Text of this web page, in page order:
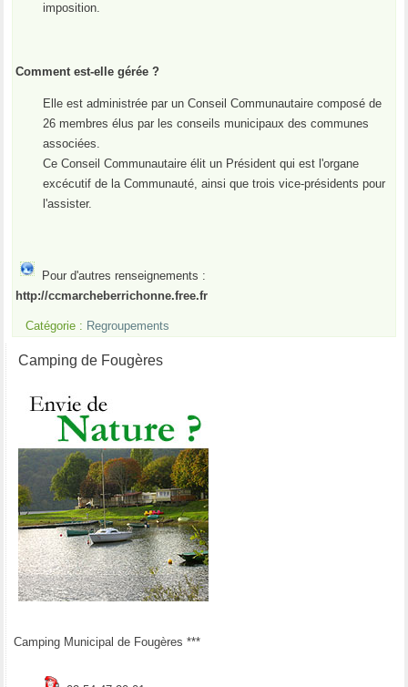
imposition.
Comment est-elle gérée ?
Elle est administrée par un Conseil Communautaire composé de
26 membres élus par les conseils municipaux des communes
associées.
Ce Conseil Communautaire élit un Président qui est l'organe
excécutif de la Communauté, ainsi que trois vice-présidents pour
l'assister.
Pour d'autres renseignements :
http://ccmarcheberrichonne.free.fr
Catégorie : Regroupements
Camping de Fougères
Camping Municipal de Fougères ***